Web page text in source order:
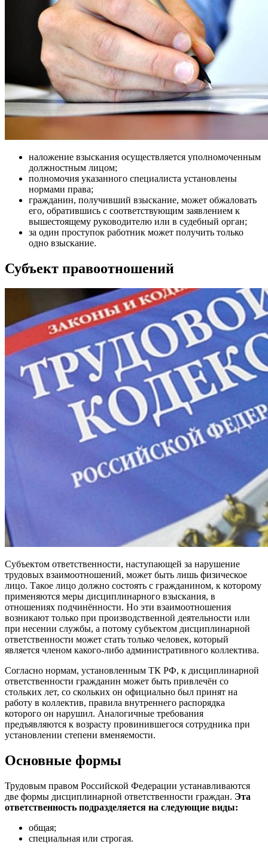
наложение взыскания осуществляется уполномоченным
должностным лицом;
полномочия указанного специалиста установлены
нормами права;
гражданин, получивший взыскание, может обжаловать
его, обратившись с соответствующим заявлением к
вышестоящему руководителю или в судебный орган;
за один проступок работник может получить только
одно взыскание.
Субъект правоотношений
Субъектом ответственности, наступающей за нарушение
трудовых взаимоотношений, может быть лишь физическое
лицо. Такое лицо должно состоять с гражданином, к которому
применяются меры дисциплинарного взыскания, в
отношениях подчинённости. Но эти взаимоотношения
возникают только при производственной деятельности или
при несении службы, а потому субъектом дисциплинарной
ответственности может стать только человек, который
является членом какого-либо административного коллектива.
Согласно нормам, установленным ТК РФ, к дисциплинарной
ответственности гражданин может быть привлечён со
стольких лет, со скольких он официально был принят на
работу в коллектив, правила внутреннего распорядка
которого он нарушил. Аналогичные требования
предъявляются к возрасту провинившегося сотрудника при
установлении степени вменяемости.
Основные формы
Трудовым правом Российской Федерации устанавливаются
две формы дисциплинарной ответственности граждан. Эта
ответственность подразделяется на следующие виды:
общая;
специальная или строгая.